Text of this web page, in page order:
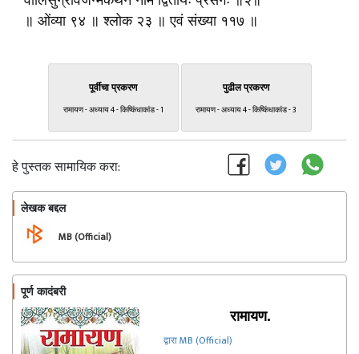
॥ ओंव्या ९४ ॥ श्लोक २३ ॥ एवं संख्या ११७ ॥
पूर्वीचा प्रकरण
रामायण - अध्याय 4 - किष्किंधाकांड - 1
पुढील प्रकरण
रामायण - अध्याय 4 - किष्किंधाकांड - 3
हे पुस्तक सामायिक करा:
लेखक बद्दल
MB (Official)
पूर्ण कादंबरी
रामायण.
द्वारा MB (Official)